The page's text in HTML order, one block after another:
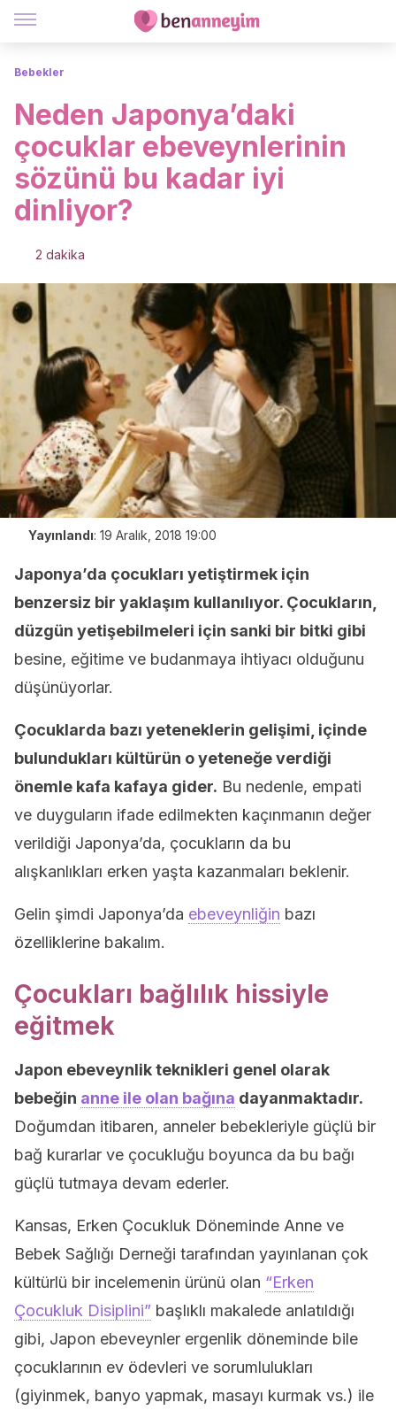
Bebekler
Neden Japonya’daki
çocuklar ebeveynlerinin
sözünü bu kadar iyi
dinliyor?
2 dakika
Yayınlandı: 19 Aralık, 2018 19:00
Japonya’da çocukları yetiştirmek için
benzersiz bir yaklaşım kullanılıyor. Çocukların,
düzgün yetişebilmeleri için sanki bir bitki gibi
besine, eğitime ve budanmaya ihtiyacı olduğunu
düşünüyorlar.
Çocuklarda bazı yeteneklerin gelişimi, içinde
bulundukları kültürün o yeteneğe verdiği
önemle kafa kafaya gider. Bu nedenle, empati
ve duyguların ifade edilmekten kaçınmanın değer
verildiği Japonya’da, çocukların da bu
alışkanlıkları erken yaşta kazanmaları beklenir.
Gelin şimdi Japonya’da ebeveynliğin bazı
özelliklerine bakalım.
Çocukları bağlılık hissiyle
eğitmek
Japon ebeveynlik teknikleri genel olarak
bebeğin anne ile olan bağına dayanmaktadır.
Doğumdan itibaren, anneler bebekleriyle güçlü bir
bağ kurarlar ve çocukluğu boyunca da bu bağı
güçlü tutmaya devam ederler.
Kansas, Erken Çocukluk Döneminde Anne ve
Bebek Sağlığı Derneği tarafından yayınlanan çok
kültürlü bir incelemenin ürünü olan “Erken
Çocukluk Disiplini” başlıklı makalede anlatıldığı
gibi, Japon ebeveynler ergenlik döneminde bile
çocuklarının ev ödevleri ve sorumlulukları
(giyinmek, banyo yapmak, masayı kurmak vs.) ile